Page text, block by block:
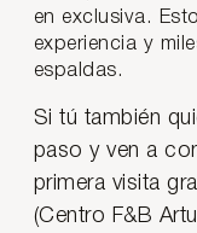
en exclusiva.
experiencia y
espaldas.
Si tú también
paso y ven a
primera visita
(Centro F&B